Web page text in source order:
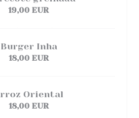
19,00 EUR
Burger Inha
18,00 EUR
Oriental
18,00 EUR